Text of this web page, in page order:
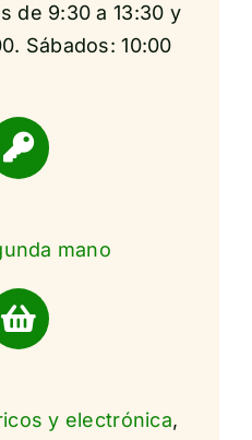
de 9:30 a 13:30 y
Sábados: 10:00
mano
y electrónica,